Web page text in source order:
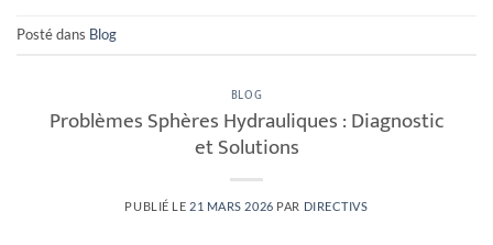
Posté dans Blog
BLOG
Problèmes Sphères Hydrauliques : Diagnostic
et Solutions
PUBLIÉ LE 21 MARS 2026 PAR DIRECTIVS